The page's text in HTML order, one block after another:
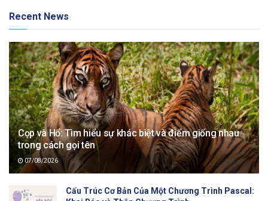
Recent News
Cọp và Hổ: Tìm hiểu sự khác biệt và điểm giống nhau
trong cách gọi tên
07/08/2026
Cấu Trúc Cơ Bản Của Một Chương Trình Pascal: